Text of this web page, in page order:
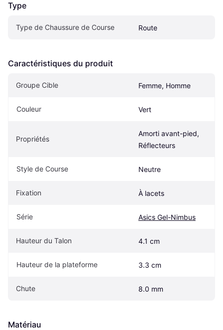
Type
Type de Chaussure de Course Route
Caractéristiques du produit
Groupe Cible Femme, Homme
Couleur Vert
Propriétés
Amorti avant-pied,
Réflecteurs
Style de Course Neutre
Fixation À lacets
Série Asics Gel-Nimbus
Hauteur du Talon 4.1 cm
Hauteur de la plateforme 3.3 cm
Chute 8.0 mm
Matériau